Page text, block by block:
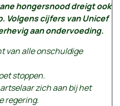
hongersnood dreigt ook
Volgens cijfers van Unicef
aan ondervoeding.
van alle onschuldige
stoppen.
zich aan bij het
regering.